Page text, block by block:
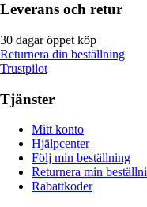
Leverans och retur
30 dagar öppet köp
Returnera din beställning
Trustpilot
Tjänster
Mitt konto
Hjälpcenter
Följ min beställning
Returnera min
Rabattkoder